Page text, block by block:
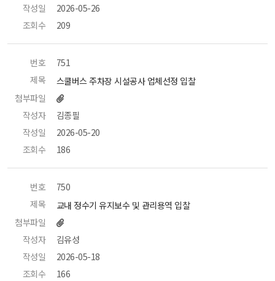
작성일
2026-05-26
조회수
209
번호
751
제목
스쿨버스 주차장 시설공사 업체선정 입찰
첨부파일
작성자
김종필
작성일
2026-05-20
조회수
186
번호
750
제목
교내 정수기 유지보수 및 관리용역 입찰
첨부파일
작성자
김유성
작성일
2026-05-18
조회수
166